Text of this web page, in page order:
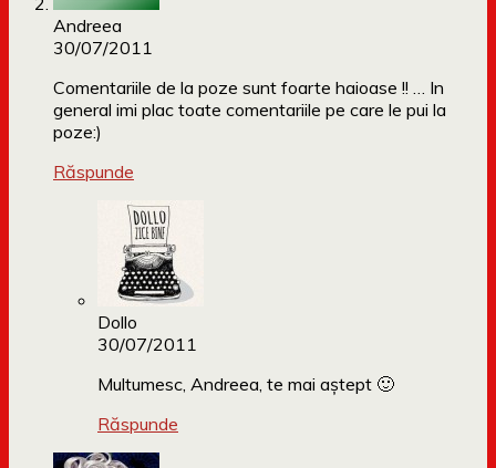
Andreea
30/07/2011
Comentariile de la poze sunt foarte haioase !! … In
general imi plac toate comentariile pe care le pui la
poze:)
Răspunde
Dollo
30/07/2011
Multumesc, Andreea, te mai aștept 🙂
Răspunde